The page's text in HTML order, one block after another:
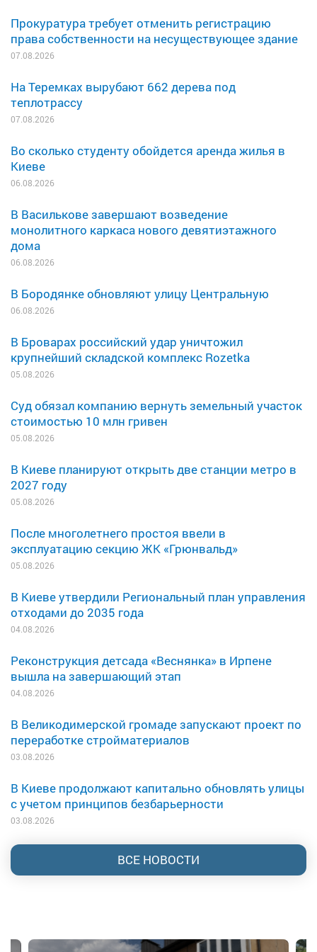
Прокуратура требует отменить регистрацию
права собственности на несуществующее здание
07.08.2026
На Теремках вырубают 662 дерева под
теплотрассу
07.08.2026
Во сколько студенту обойдется аренда жилья в
Киеве
06.08.2026
В Василькове завершают возведение
монолитного каркаса нового девятиэтажного
дома
06.08.2026
В Бородянке обновляют улицу Центральную
06.08.2026
В Броварах российский удар уничтожил
крупнейший складской комплекс Rozetka
05.08.2026
Суд обязал компанию вернуть земельный участок
стоимостью 10 млн гривен
05.08.2026
В Киеве планируют открыть две станции метро в
2027 году
05.08.2026
После многолетнего простоя ввели в
эксплуатацию секцию ЖК «Грюнвальд»
05.08.2026
В Киеве утвердили Региональный план управления
отходами до 2035 года
04.08.2026
Реконструкция детсада «Веснянка» в Ирпене
вышла на завершающий этап
04.08.2026
В Великодимерской громаде запускают проект по
переработке стройматериалов
03.08.2026
В Киеве продолжают капитально обновлять улицы
с учетом принципов безбарьерности
03.08.2026
ВСЕ НОВОСТИ